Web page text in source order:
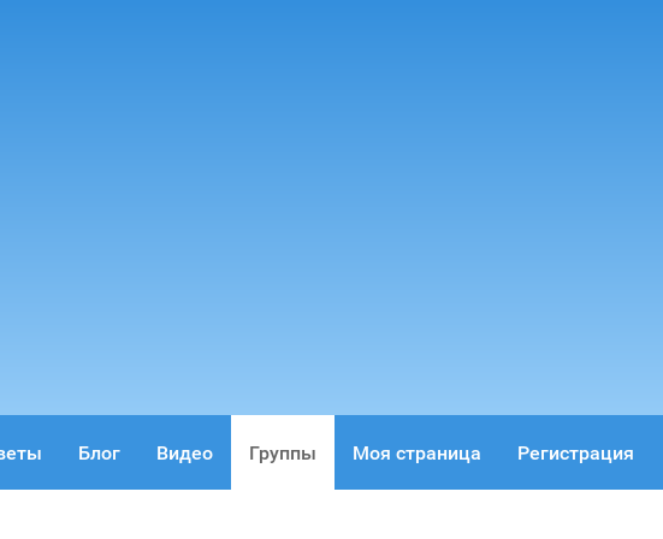
Блог Видео Группы Моя страница Регистрация